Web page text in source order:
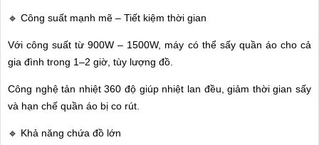
🔹 Công suất mạnh mẽ – Tiết kiệm thời gian
Với công suất từ 900W – 1500W, máy có thể sấy quần áo cho cả
gia đình trong 1–2 giờ, tùy lượng đồ.
Công nghệ tản nhiệt 360 độ giúp nhiệt lan đều, giảm thời gian sấy
và hạn chế quần áo bị co rút.
🔹 Khả năng chứa đồ lớn